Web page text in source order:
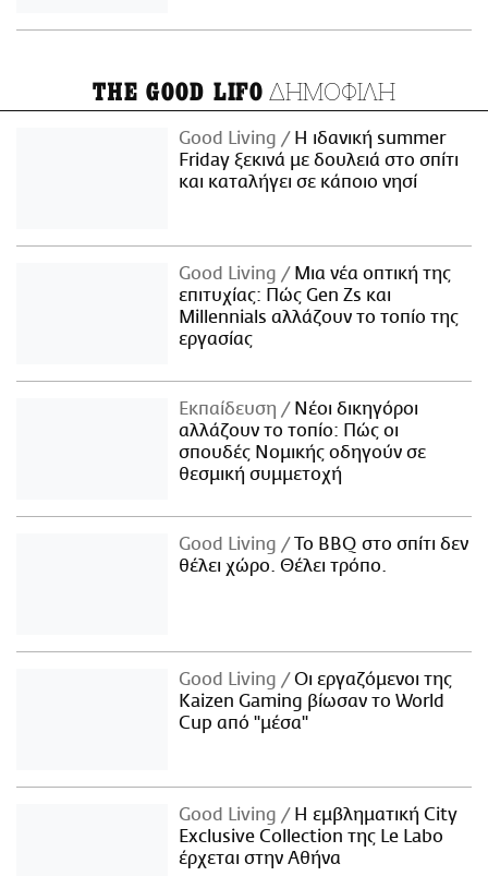
THE GOOD LIFO ΔΗΜΟΦΙΛΗ
Good Living
Η ιδανική summer
Friday ξεκινά με δουλειά στο σπίτι
και καταλήγει σε κάποιο νησί
Good Living
Μια νέα οπτική της
επιτυχίας: Πώς Gen Zs και
Millennials αλλάζουν το τοπίο της
εργασίας
Εκπαίδευση
Νέοι δικηγόροι
αλλάζουν το τοπίο: Πώς οι
σπουδές Νομικής οδηγούν σε
θεσμική συμμετοχή
Good Living
Το BBQ στο σπίτι δεν
θέλει χώρο. Θέλει τρόπο.
Good Living
Οι εργαζόμενοι της
Kaizen Gaming βίωσαν το World
Cup από "μέσα"
Good Living
Η εμβληματική City
Exclusive Collection της Le Labo
έρχεται στην Αθήνα